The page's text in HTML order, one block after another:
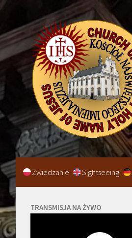
Zwiedzanie Sightseeing
TRANSMISJA NA ŻYWO